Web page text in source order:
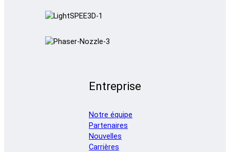
Entreprise
Notre équipe
Partenaires
Nouvelles
Carrières